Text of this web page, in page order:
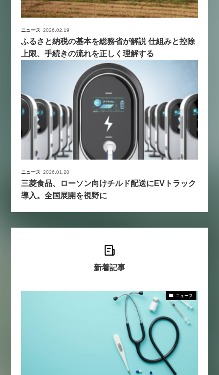
ニュース 2026.02.19
ふるさと納税の基本を総務省が解説 仕組みと控除
上限、手続きの流れを正しく理解する
ニュース 2026.01.20
三菱食品、ローソン向けチルド配送にEVトラック
導入。全国展開を視野に
新着記事
ニュース